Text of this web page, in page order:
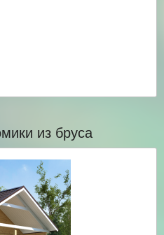
из бруса